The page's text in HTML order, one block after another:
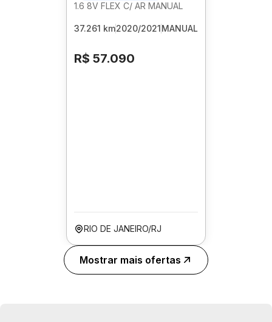
1.6 8V FLEX C/ AR MANUAL
37.261 km2020/2021MANUAL
R$ 57.090
RIO DE JANEIRO/RJ
Mostrar mais ofertas